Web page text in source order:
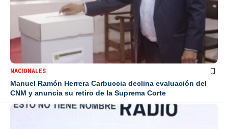
NACIONALES
Manuel Ramón Herrera Carbuccia declina evaluación del
CNM y anuncia su retiro de la Suprema Corte